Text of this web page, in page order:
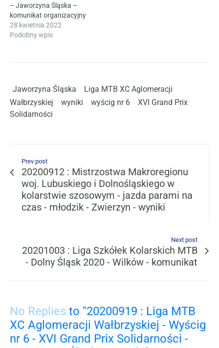
– Jaworzyna Śląska –
komunikat organizacyjny
28 kwietnia 2022
Podobny wpis
Jaworzyna Śląska
Liga MTB XC Aglomeracji
Wałbrzyskiej
wyniki wyścig nr 6
XVI Grand Prix
Solidarności
Prev post
20200912 : Mistrzostwa Makroregionu
woj. Lubuskiego i Dolnośląskiego w
kolarstwie szosowym - jazda parami na
czas - młodzik - Zwierzyn - wyniki
Next post
20201003 : Liga Szkółek Kolarskich MTB
- Dolny Śląsk 2020 - Wilków - komunikat
No Replies to "20200919 : Liga MTB
XC Aglomeracji Wałbrzyskiej - Wyścig
nr 6 - XVI Grand Prix Solidarności -